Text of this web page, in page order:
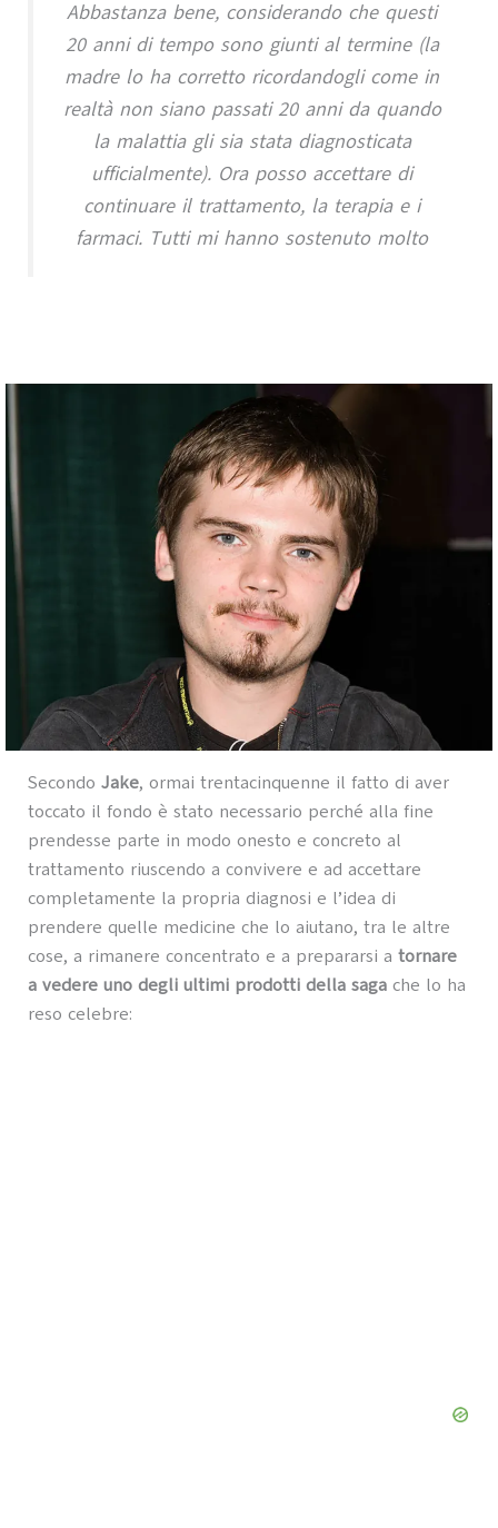
Abbastanza bene, considerando che questi
20 anni di tempo sono giunti al termine (la
madre lo ha corretto ricordandogli come in
realtà non siano passati 20 anni da quando
la malattia gli sia stata diagnosticata
ufficialmente). Ora posso accettare di
continuare il trattamento, la terapia e i
farmaci. Tutti mi hanno sostenuto molto
Secondo Jake, ormai trentacinquenne il fatto di aver
toccato il fondo è stato necessario perché alla fine
prendesse parte in modo onesto e concreto al
trattamento riuscendo a convivere e ad accettare
completamente la propria diagnosi e l’idea di
prendere quelle medicine che lo aiutano, tra le altre
cose, a rimanere concentrato e a prepararsi a tornare
a vedere uno degli ultimi prodotti della sagache lo ha
reso celebre: